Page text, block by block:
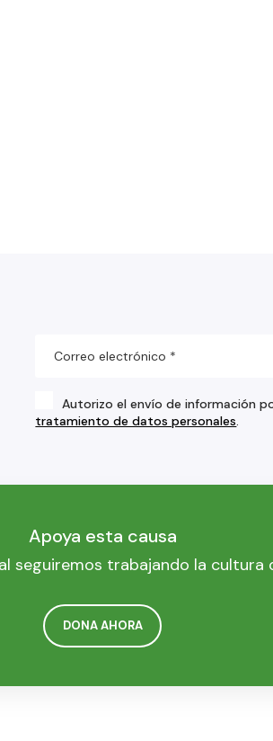
Autorizo el envío de información
tratamiento de datos personales.
Apoya esta causa
seguiremos trabajando la cultura
DONA AHORA